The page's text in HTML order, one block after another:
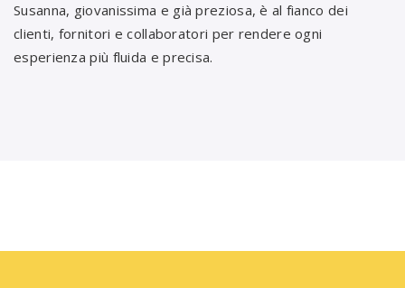
Susanna, giovanissima e già preziosa, è al fianco dei
clienti, fornitori e collaboratori per rendere ogni
esperienza più fluida e precisa.